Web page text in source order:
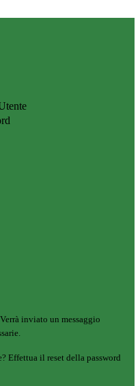
Verrà inviato un messaggio
Effettua il reset della password